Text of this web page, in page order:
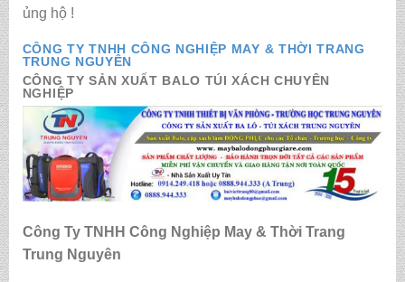
ủng hộ !
CÔNG TY TNHH CÔNG NGHIỆP MAY & THỜI TRANG
TRUNG NGUYÊN
CÔNG TY SẢN XUẤT BALO TÚI XÁCH CHUYÊN
NGHIỆP
Công Ty TNHH Công Nghiệp May & Thời Trang
Trung Nguyên